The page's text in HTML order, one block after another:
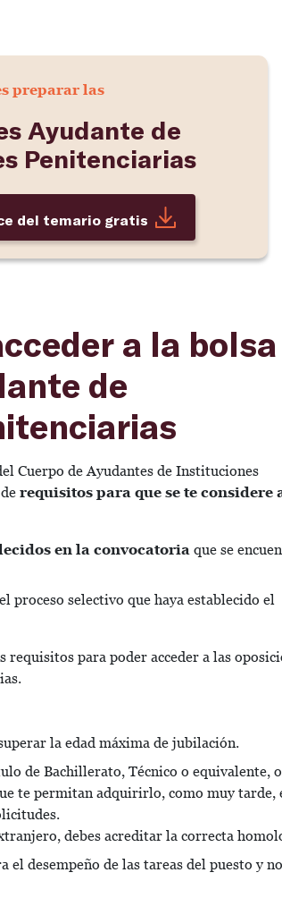
preparar las
Ayudante de
Penitenciarias
del temario gratis
a la
de
Cuerpo de Ayudantes de Instituciones
requisitos para que se te considere
en la convocatoria que se
proceso selectivo que haya establecido el
requisitos para poder acceder a las
la edad máxima de jubilación.
de Bachillerato, Técnico o equivalente, o
te permitan adquirirlo, como muy tarde,
debes acreditar la correcta
el desempeño de las tareas del puesto y